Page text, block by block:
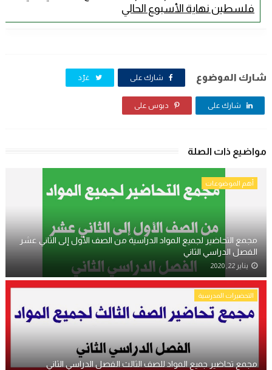
فلسطين نهاية الأسبوع الحالي
شارك الموضوع شارك على غرّد
شارك على دبوس على
مواضيع ذات الصلة
أهم الموضوعات
مجمع التحاضير لجميع المواد الدراسية من الصف الأول إلى الثاني عشر
الفصل الدراسي الثاني
يناير 22, 2020
التحضيرات المدرسية
مجمع تحاضير جميع المواد للصف الثالث الفصل الدراسي الثاني